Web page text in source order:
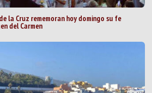
la Cruz rememoran hoy domingo su fe
del Carmen